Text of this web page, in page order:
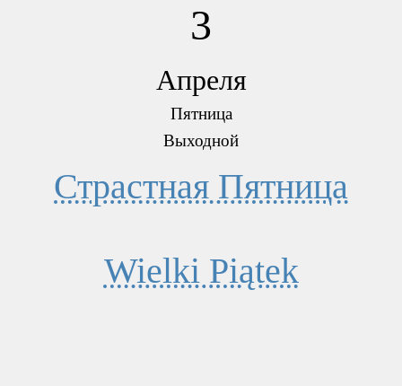
3
Апреля
Пятница
Выходной
Страстная Пятница
Wielki Piątek